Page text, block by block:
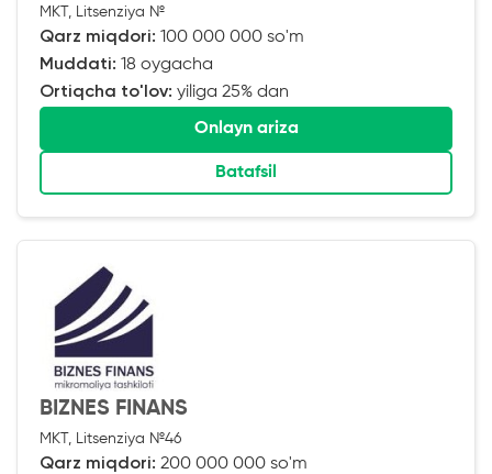
MKT, Litsenziya №
Qarz miqdori: 100 000 000 so'm
Muddati: 18 oygacha
Ortiqcha to'lov: yiliga 25% dan
Onlayn ariza
Batafsil
BIZNES FINANS
MKT, Litsenziya №46
Qarz miqdori: 200 000 000 so'm